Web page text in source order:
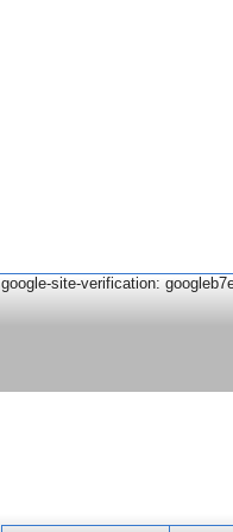
google-site-verification: